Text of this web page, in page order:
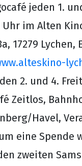
jeden 1.
Uhr im Alten
17279 Lychen,
2. und 4.
Zeitlos,
Havel,
eine Spende
zweiten